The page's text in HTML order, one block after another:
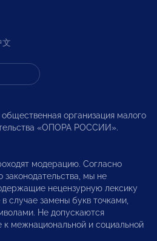
文
организация малого
«ОПОРА РОССИИ».
модерацию. Согласно
законодательства, мы не
нецензурную лексику
случае замены букв точками,
Не допускаются
межнациональной и социальной